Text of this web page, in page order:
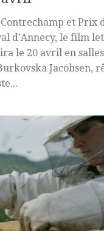
et Prix
d’Annecy, le film
le 20 avril en
Jacobsen,